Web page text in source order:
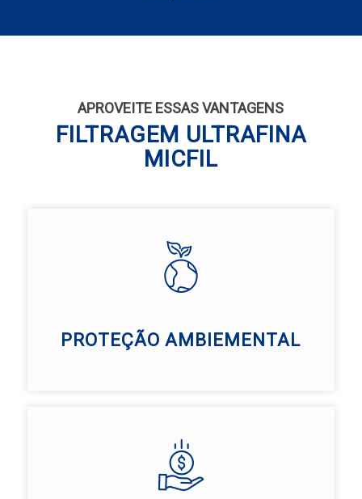
APROVEITE ESSAS VANTAGENS
FILTRAGEM ULTRAFINA
MICFIL
PROTEÇÃO AMBIEMENTAL